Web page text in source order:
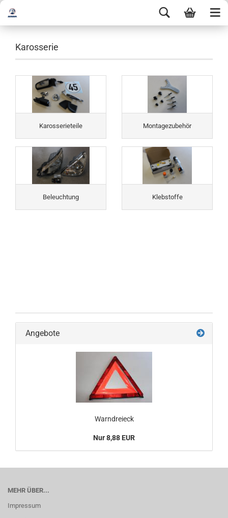
Karosserie
Karosserieteile Montagezubehör
Beleuchtung Klebstoffe
Angebote
Warndreieck
Nur 8,88 EUR
MEHR ÜBER...
Impressum